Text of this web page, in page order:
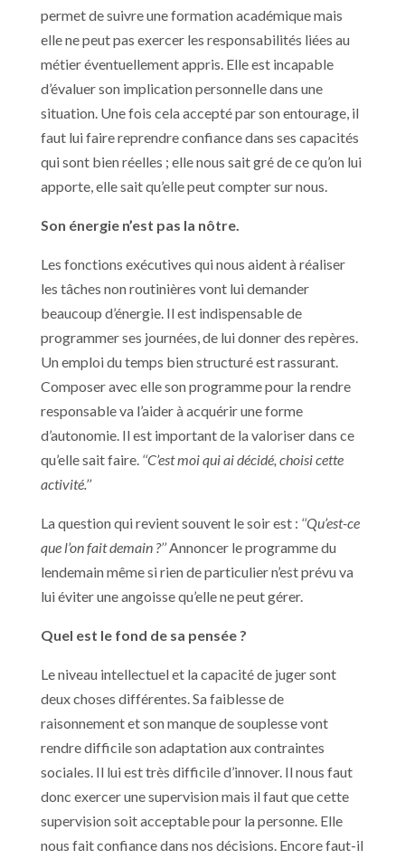
permet de suivre une formation académique mais
elle ne peut pas exercer les responsabilités liées au
métier éventuellement appris. Elle est incapable
d’évaluer son implication personnelle dans une
situation. Une fois cela accepté par son entourage, il
faut lui faire reprendre confiance dans ses capacités
qui sont bien réelles ; elle nous sait gré de ce qu’on lui
apporte, elle sait qu’elle peut compter sur nous.
Son énergie n’est pas la nôtre.
Les fonctions exécutives qui nous aident à réaliser
les tâches non routinières vont lui demander
beaucoup d’énergie. Il est indispensable de
programmer ses journées, de lui donner des repères.
Un emploi du temps bien structuré est rassurant.
Composer avec elle son programme pour la rendre
responsable va l’aider à acquérir une forme
d’autonomie. Il est important de la valoriser dans ce
qu’elle sait faire. ‘‘C’est moi qui ai décidé, choisi cette
activité.’’
La question qui revient souvent le soir est : ‘‘Qu’est-ce
que l’on fait demain ?’’Annoncer le programme du
lendemain même si rien de particulier n’est prévu va
lui éviter une angoisse qu’elle ne peut gérer.
Quel est le fond de sa pensée ?
Le niveau intellectuel et la capacité de juger sont
deux choses différentes. Sa faiblesse de
raisonnement et son manque de souplesse vont
rendre difficile son adaptation aux contraintes
sociales. Il lui est très difficile d’innover. Il nous faut
donc exercer une supervision mais il faut que cette
supervision soit acceptable pour la personne. Elle
nous fait confiance dans nos décisions. Encore faut-il